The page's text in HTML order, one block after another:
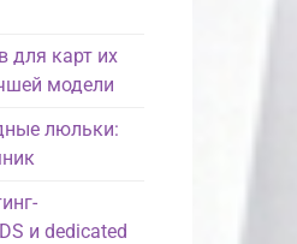
для карт их
модели
люльки:
и dedicated